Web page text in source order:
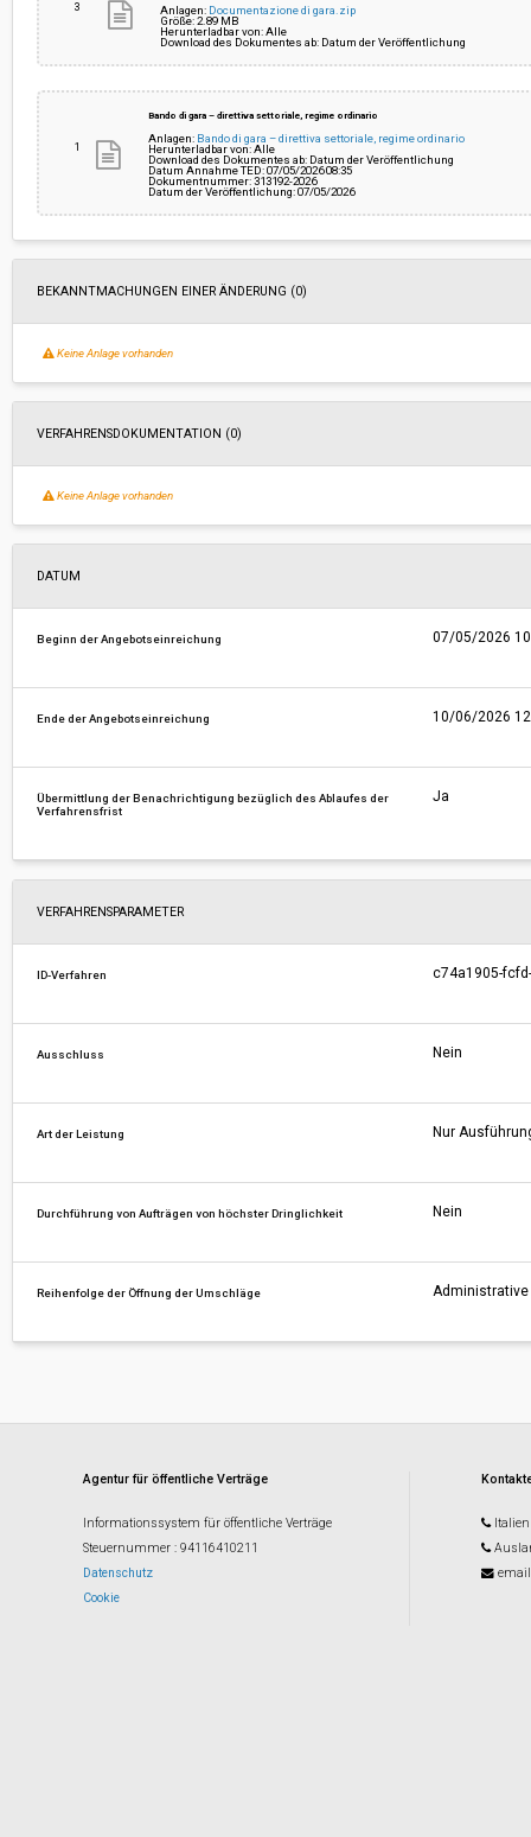
3
Anlagen: Documentazione di gara.zip
Größe: 2.89 MB
Herunterladbar von: Alle
Download des Dokumentes ab: Datum der Veröffentlichung
1
Bando di gara – direttiva settoriale, regime ordinario
Anlagen: Bando di gara – direttiva settoriale, regime ordinario
Herunterladbar von: Alle
Download des Dokumentes ab: Datum der Veröffentlichung
Datum Annahme TED: 07/05/2026 08:35
Dokumentnummer: 313192-2026
Datum der Veröffentlichung: 07/05/2026
BEKANNTMACHUNGEN EINER ÄNDERUNG (0)
Keine Anlage vorhanden
VERFAHRENSDOKUMENTATION (0)
Keine Anlage vorhanden
DATUM
Beginn der Angebotseinreichung 07/05/2026
Ende der Angebotseinreichung 10/06/2026
Übermittlung der Benachrichtigung bezüglich des Ablaufes der
Verfahrensfrist
Ja
VERFAHRENSPARAMETER
ID-Verfahren c74a1905-
Ausschluss Nein
Art der Leistung Nur
Durchführung von Aufträgen von höchster Dringlichkeit Nein
Reihenfolge der Öffnung der Umschläge
Agentur für öffentliche Verträge
Informationssystem für öffentliche Verträge
Steuernummer : 94116410211
Datenschutz
Cookie
Italien
email